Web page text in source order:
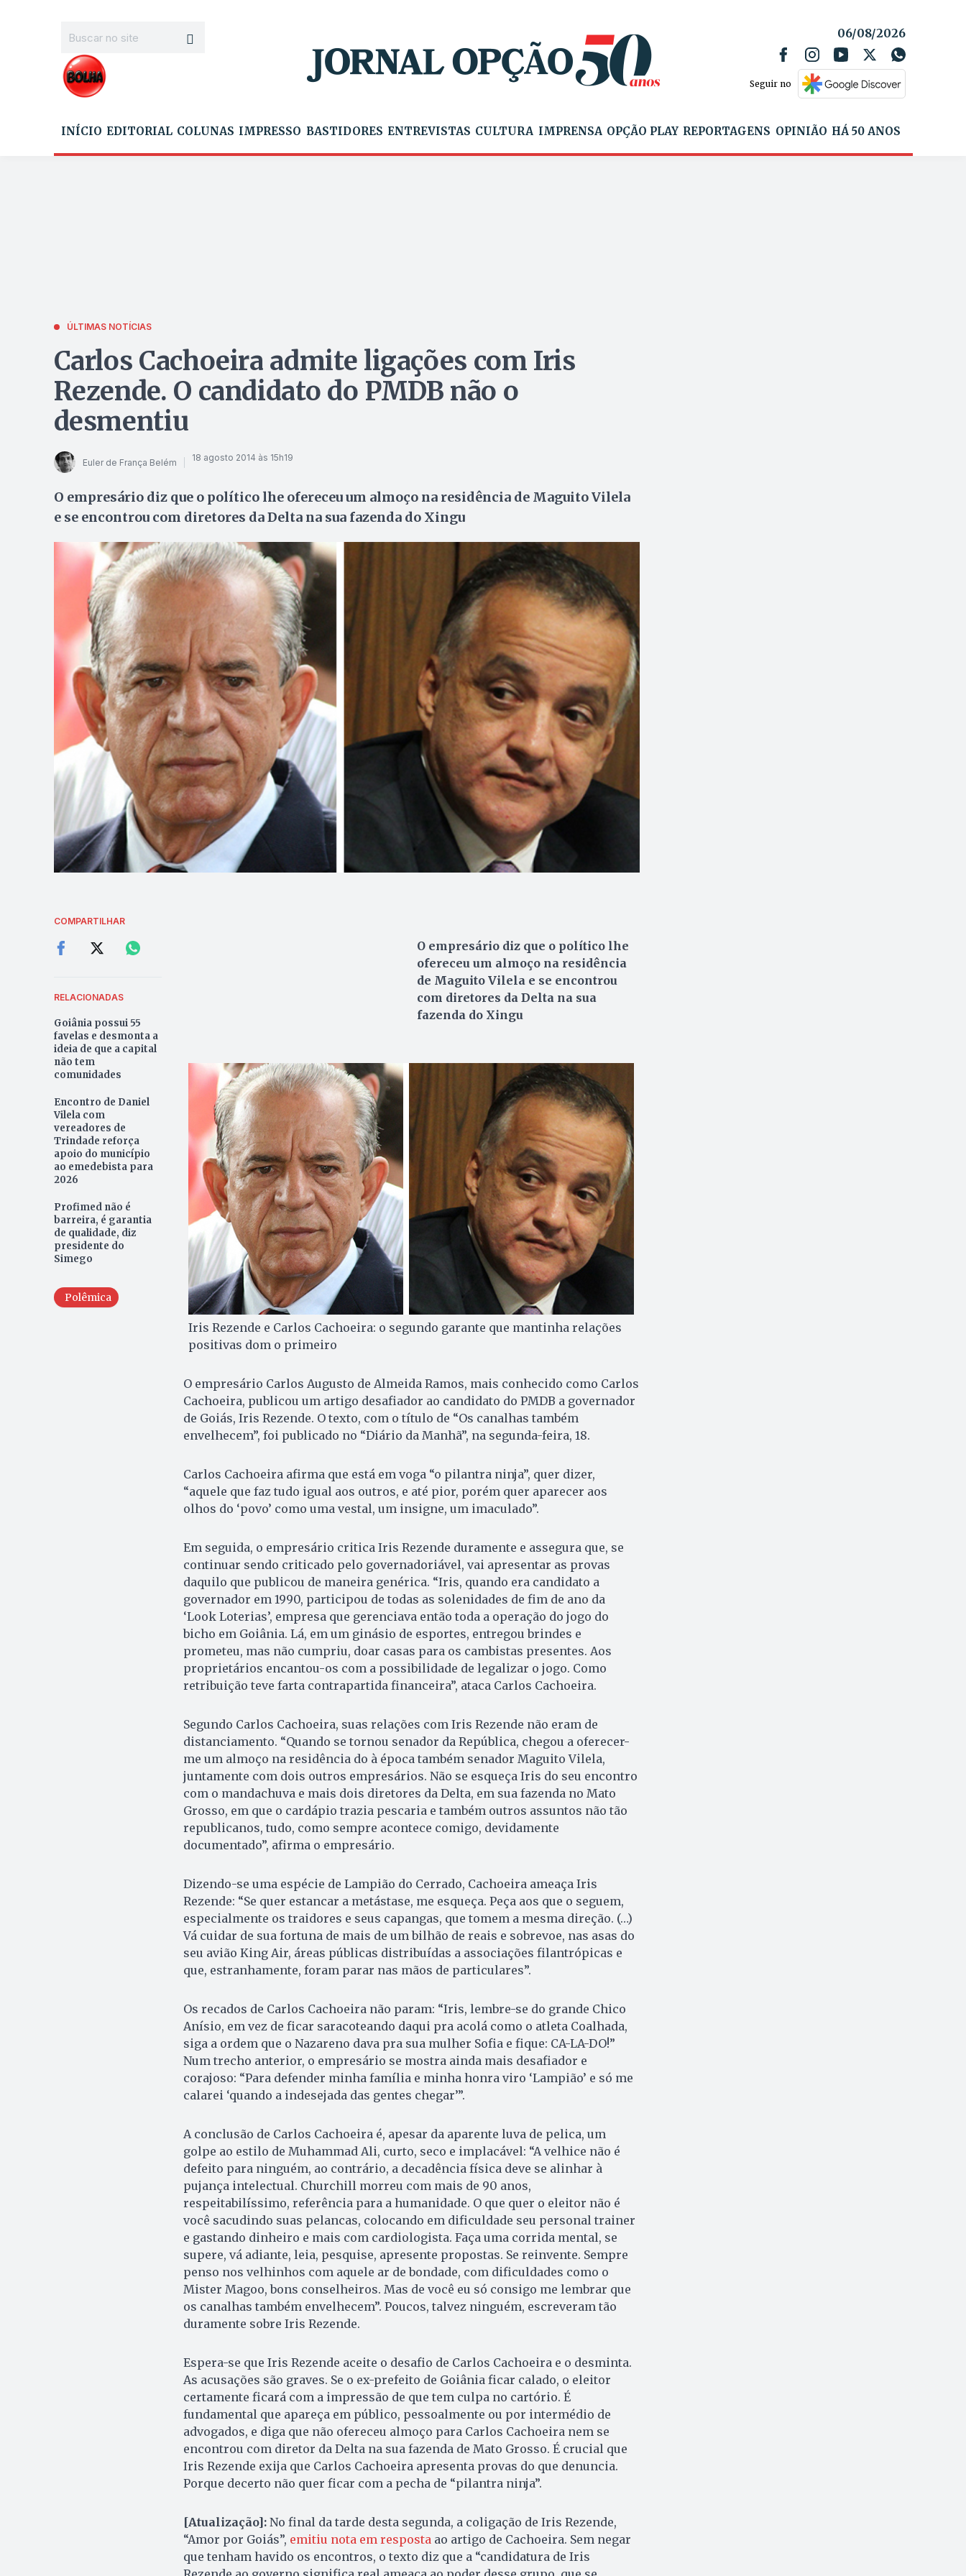
06/08/2026
Seguir no
INÍCIO EDITORIAL COLUNAS IMPRESSO BASTIDORES ENTREVISTAS CULTURA IMPRENSA OPÇÃO PLAY REPORTAGENS OPINIÃO HÁ 50 ANOS
ÚLTIMAS NOTÍCIAS
Carlos Cachoeira admite ligações com Iris
Rezende. O candidato do PMDB não o
desmentiu
Euler de França Belém 18 agosto 2014 às 15h19
O empresário diz que o político lhe ofereceu um almoço na residência de Maguito Vilela
e se encontrou com diretores da Delta na sua fazenda do Xingu
COMPARTILHAR
RELACIONADAS
Goiânia possui 55
favelas e desmonta a
ideia de que a capital
não tem
comunidades
Encontro de Daniel
Vilela com
vereadores de
Trindade reforça
apoio do município
ao emedebista para
2026
Profimed não é
barreira, é garantia
de qualidade, diz
presidente do
Simego
Polêmica
O empresário diz que o político lhe
ofereceu um almoço na residência
de Maguito Vilela e se encontrou
com diretores da Delta na sua
fazenda do Xingu
Iris Rezende e Carlos Cachoeira: o segundo garante que mantinha relações
positivas dom o primeiro
O empresário Carlos Augusto de Almeida Ramos, mais conhecido como Carlos
Cachoeira, publicou um artigo desafiador ao candidato do PMDB a governador
de Goiás, Iris Rezende. O texto, com o título de “Os canalhas também
envelhecem”, foi publicado no “Diário da Manhã”, na segunda-feira, 18.
Carlos Cachoeira afirma que está em voga “o pilantra ninja”, quer dizer,
“aquele que faz tudo igual aos outros, e até pior, porém quer aparecer aos
olhos do ‘povo’ como uma vestal, um insigne, um imaculado”.
Em seguida, o empresário critica Iris Rezende duramente e assegura que, se
continuar sendo criticado pelo governadoriável, vai apresentar as provas
daquilo que publicou de maneira genérica. “Iris, quando era candidato a
governador em 1990, participou de todas as solenidades de fim de ano da
‘Look Loterias’, empresa que gerenciava então toda a operação do jogo do
bicho em Goiânia. Lá, em um ginásio de esportes, entregou brindes e
prometeu, mas não cumpriu, doar casas para os cambistas presentes. Aos
proprietários encantou-os com a possibilidade de legalizar o jogo. Como
retribuição teve farta contrapartida financeira”, ataca Carlos Cachoeira.
Segundo Carlos Cachoeira, suas relações com Iris Rezende não eram de
distanciamento. “Quando se tornou senador da República, chegou a oferecer-
me um almoço na residência do à época também senador Maguito Vilela,
juntamente com dois outros empresários. Não se esqueça Iris do seu encontro
com o mandachuva e mais dois diretores da Delta, em sua fazenda no Mato
Grosso, em que o cardápio trazia pescaria e também outros assuntos não tão
republicanos, tudo, como sempre acontece comigo, devidamente
documentado”, afirma o empresário.
Dizendo-se uma espécie de Lampião do Cerrado, Cachoeira ameaça Iris
Rezende: “Se quer estancar a metástase, me esqueça. Peça aos que o seguem,
especialmente os traidores e seus capangas, que tomem a mesma direção. (…)
Vá cuidar de sua fortuna de mais de um bilhão de reais e sobrevoe, nas asas do
seu avião King Air, áreas públicas distribuídas a associações filantrópicas e
que, estranhamente, foram parar nas mãos de particulares”.
Os recados de Carlos Cachoeira não param: “Iris, lembre-se do grande Chico
Anísio, em vez de ficar saracoteando daqui pra acolá como o atleta Coalhada,
siga a ordem que o Nazareno dava pra sua mulher Sofia e fique: CA-LA-DO!”
Num trecho anterior, o empresário se mostra ainda mais desafiador e
corajoso: “Para defender minha família e minha honra viro ‘Lampião’ e só me
calarei ‘quando a indesejada das gentes chegar’”.
A conclusão de Carlos Cachoeira é, apesar da aparente luva de pelica, um
golpe ao estilo de Muhammad Ali, curto, seco e implacável: “A velhice não é
defeito para ninguém, ao contrário, a decadência física deve se alinhar à
pujança intelectual. Churchill morreu com mais de 90 anos,
respeitabilíssimo, referência para a humanidade. O que quer o eleitor não é
você sacudindo suas pelancas, colocando em dificuldade seu personal trainer
e gastando dinheiro e mais com cardiologista. Faça uma corrida mental, se
supere, vá adiante, leia, pesquise, apresente propostas. Se reinvente. Sempre
penso nos velhinhos com aquele ar de bondade, com dificuldades como o
Mister Magoo, bons conselheiros. Mas de você eu só consigo me lembrar que
os canalhas também envelhecem”. Poucos, talvez ninguém, escreveram tão
duramente sobre Iris Rezende.
Espera-se que Iris Rezende aceite o desafio de Carlos Cachoeira e o desminta.
As acusações são graves. Se o ex-prefeito de Goiânia ficar calado, o eleitor
certamente ficará com a impressão de que tem culpa no cartório. É
fundamental que apareça em público, pessoalmente ou por intermédio de
advogados, e diga que não ofereceu almoço para Carlos Cachoeira nem se
encontrou com diretor da Delta na sua fazenda de Mato Grosso. É crucial que
Iris Rezende exija que Carlos Cachoeira apresenta provas do que denuncia.
Porque decerto não quer ficar com a pecha de “pilantra ninja”.
[Atualização]:No final da tarde desta segunda, a coligação de Iris Rezende,
“Amor por Goiás”, emitiu nota em respostaao artigo de Cachoeira. Sem negar
que tenham havido os encontros, o texto diz que a “candidatura de Iris